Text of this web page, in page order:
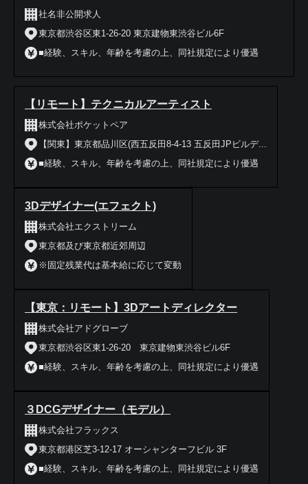
社名非公開求人
東京都渋谷区東1-26-20 東京建物東渋谷ビル6F
■経験、スキル、年齢を考慮の上、同社規定により優遇
【リモート】テクニカルアーティスト
株式会社ポケットペア
【関東】東京都品川区(西五反田8-4-13 五反田JPビルデ...
■経験、スキル、年齢を考慮の上、同社規定により優遇
3Dデザイナー(エフェクト)
株式会社エクストリーム
東京都及び東京都近郊周辺
※固定残業代は基本給に応じて変動
【東京：リモート】3Dアートディレクター
株式会社アドグローブ
東京都渋谷区東1-26-20 東京建物東渋谷ビル6F
■経験、スキル、年齢を考慮の上、同社規定により優遇
３DCGデザイナー（モデル）
株式会社フラックス
東京都港区芝3-12-17 オーシャンターフビル 3F
■経験、スキル、年齢を考慮の上、同社規定により優遇